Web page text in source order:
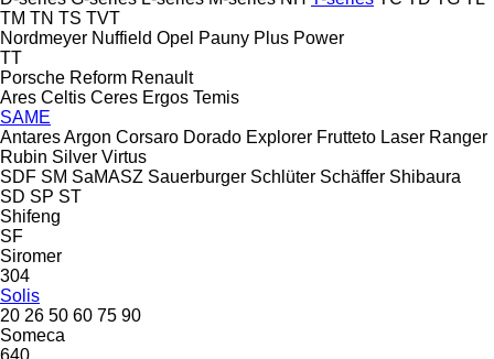
TM TN TS TVT
Nordmeyer Nuffield Opel Pauny Plus Power
TT
Porsche Reform Renault
Ares Celtis Ceres Ergos Temis
SAME
AntaresArgon Corsaro Dorado Explorer Frutteto Laser Ranger
Rubin Silver Virtus
SDF SM SaMASZ Sauerburger Schlüter Schäffer Shibaura
SD SP ST
Shifeng
SF
Siromer
304
Solis
20 26 50 60 75 90
Someca
640